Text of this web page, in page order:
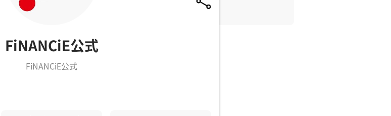
FiNANCiE公式
FiNANCiE公式